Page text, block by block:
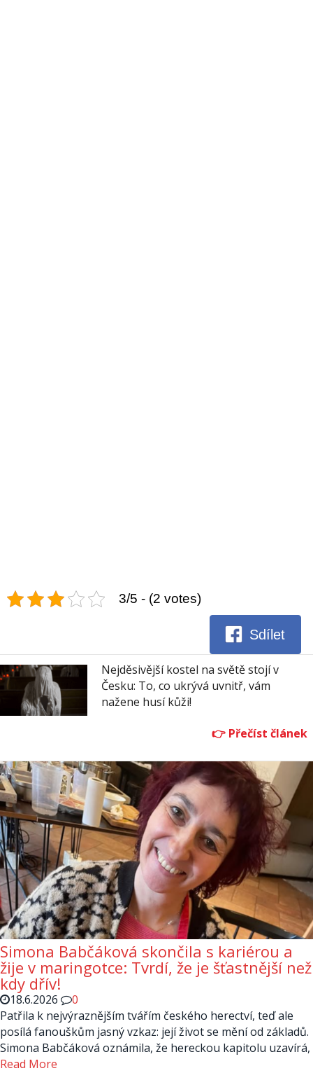
3/5 - (2 votes)
Sdílet
Nejděsivější kostel na světě stojí v
Česku: To, co ukrývá uvnitř, vám
nažene husí kůži!
Simona Babčáková skončila s kariérou a
žije v maringotce: Tvrdí, že je šťastnější než
kdy dřív!
18.6.2026
0
Patřila k nejvýraznějším tvářím českého herectví, teď ale
posílá fanouškům jasný vzkaz: její život se mění od základů.
Simona Babčáková oznámila, že hereckou kapitolu uzavírá,
Read More